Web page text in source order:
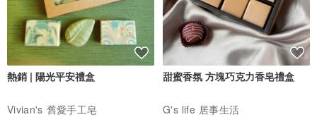
熱銷 | 陽光平安禮盒
Vivian's 舊愛手工皂
甜蜜香氛 方塊巧克力香皂禮盒
G's life 居事生活